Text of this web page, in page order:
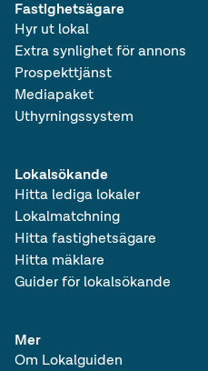
Lediga lagerlokaler i Götaland
Lediga övriga lokaler i Götaland
Lediga kontor / lager i Götaland
Lediga lokaler i Götaland
Lediga kontor i Sverige
Lediga produktionslokaler i Sverige
Lediga lagerlokaler i Sverige
Lediga lokaler i Sverige
Lediga kontor
Lediga produktionslokaler
Lediga lagerlokaler
Lediga övriga lokaler
Lediga kontor / lager
Lokalsökande
Hitta lediga lokaler
Lokalmatchning
Hitta fastighetsägare
Hitta mäklare
Guider för lokalsökande
Fastighetsägare
Hyr ut lokal
Extra synlighet för annons
Prospekttjänst
Mediapaket
Uthyrningssystem
Mer
Om Lokalguiden